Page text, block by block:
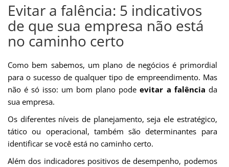
Evitar a falência: 5 indicativos
de que sua empresa não está
no caminho certo
Como bem sabemos, um plano de negócios é primordial
para o sucesso de qualquer tipo de empreendimento. Mas
não é só isso: um bom plano pode evitar a falência da
sua empresa.
Os diferentes níveis de planejamento, seja ele estratégico,
tático ou operacional, também são determinantes para
identificar se você está no caminho certo.
Além dos indicadores positivos de desempenho, podemos